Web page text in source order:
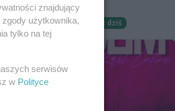
Wernisaże
Darmowe
Już dziś
znajdujący
użytkownika,
tylko na tej
serwisów
w Polityce